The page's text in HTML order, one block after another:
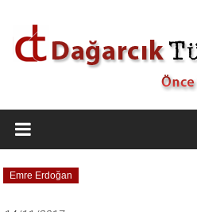
Dağarcık
Türkiye
Önce
Türkiye
Emre Erdoğan